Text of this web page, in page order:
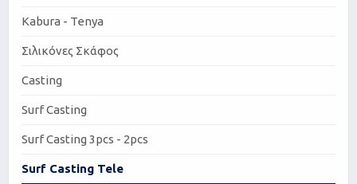
Kabura - Tenya
Σιλικόνες Σκάφος
Casting
Surf Casting
Surf Casting 3pcs - 2pcs
Surf Casting Tele